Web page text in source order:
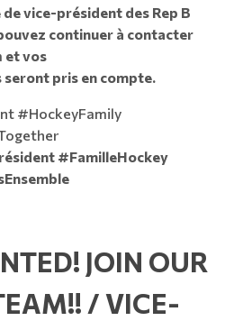
vice-président des Rep B
continuer à contacter
et vos
pris en compte.
#HockeyFamily
#FamilleHockey
JOIN OUR
/ VICE-